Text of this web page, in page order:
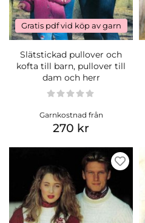
Gratis pdf vid köp av garn
Slätstickad pullover och
kofta till barn, pullover till
dam och herr
Garnkostnad från
270 kr